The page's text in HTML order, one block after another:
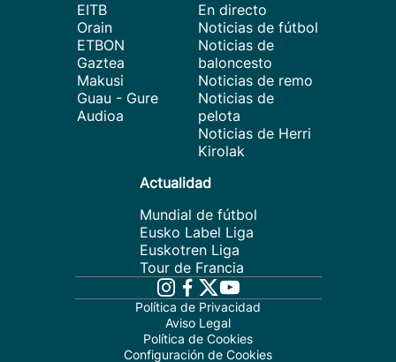
EITB
Orain
ETBON
Gaztea
Makusi
Guau - Gure
Audioa
En directo
Noticias de fútbol
Noticias de
baloncesto
Noticias de remo
Noticias de
pelota
Noticias de Herri
Kirolak
Actualidad
Mundial de fútbol
Eusko Label Liga
Euskotren Liga
Tour de Francia
Política de Privacidad
Aviso Legal
Política de Cookies
Configuración de Cookies